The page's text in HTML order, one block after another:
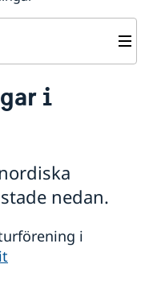
i
nedan.
i